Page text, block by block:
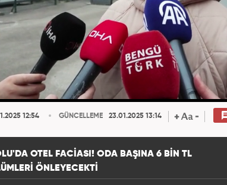
12:54 GÜNCELLEME 23.01.2025 13:14
OTEL FACIASI! ODA BAŞINA 6 BIN TL
ÖNLEYECEKTI